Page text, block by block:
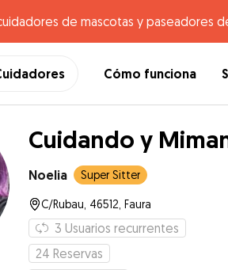
de mascotas y paseadores
Cómo funciona
Cuidando y
Noelia Super Sitter
C/Rubau, 46512, Faura
3 Usuarios recurrentes
24 Reservas